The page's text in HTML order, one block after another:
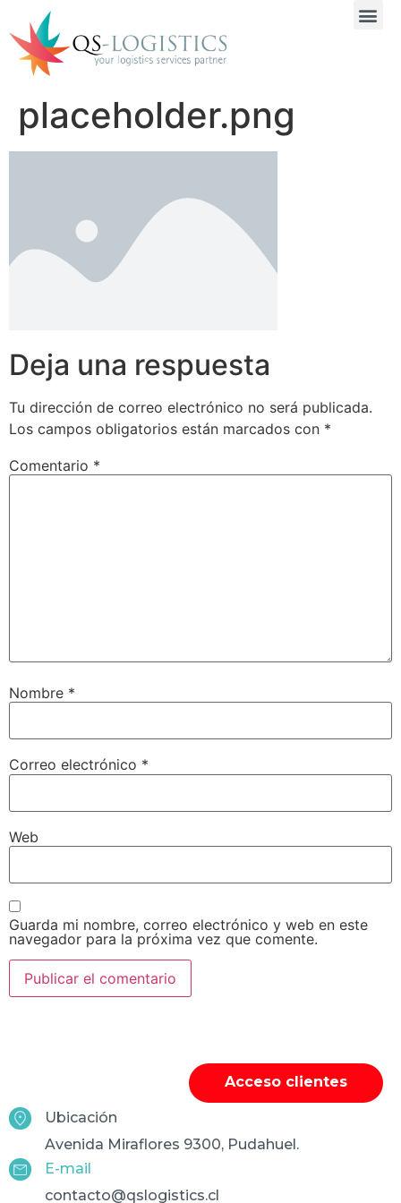
placeholder.png
Deja una respuesta
Tu dirección de correo electrónico no será publicada.
Los campos obligatorios están marcados con *
Comentario *
Nombre *
Correo electrónico *
Web
Guarda mi nombre, correo electrónico y web en este
navegador para la próxima vez que comente.
Acceso clientes
Avenida Miraflores 9300, Pudahuel.
Ubicación
contacto@qslogistics.cl
E-mail